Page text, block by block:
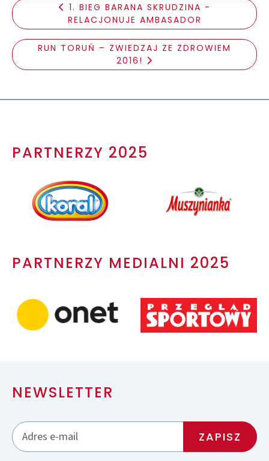
1. BIEG BARANA SKRUDZINA -
RELACJONUJE AMBASADOR
RUN TORUŃ – ZWIEDZAJ ZE ZDROWIEM
2016!
PARTNERZY 2025
PARTNERZY MEDIALNI 2025
NEWSLETTER